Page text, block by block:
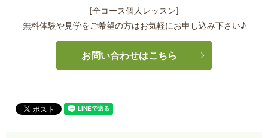
[全コース個人レッスン]
無料体験や見学をご希望の方はお気軽にお申し込み下さい♪
お問い合わせはこちら